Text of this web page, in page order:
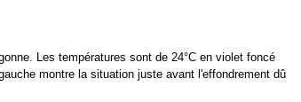
Les températures sont de 24°C en violet foncé
montre la situation juste avant l'effondrement dû